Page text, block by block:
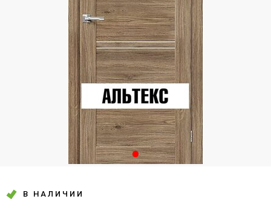
В НАЛИЧИИ